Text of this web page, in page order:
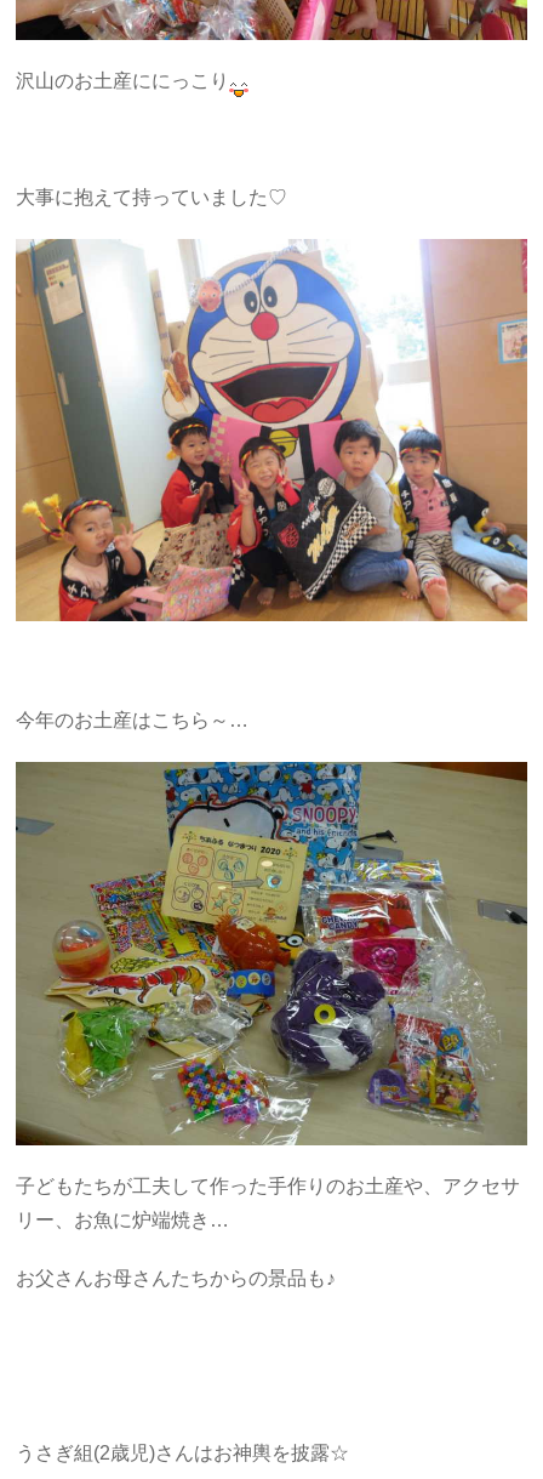
沢山のお土産ににっこり
大事に抱えて持っていました♡
今年のお土産はこちら～…
子どもたちが工夫して作った手作りのお土産や、アクセサ
リー、お魚に炉端焼き…
お父さんお母さんたちからの景品も♪
うさぎ組(2歳児)さんはお神輿を披露☆